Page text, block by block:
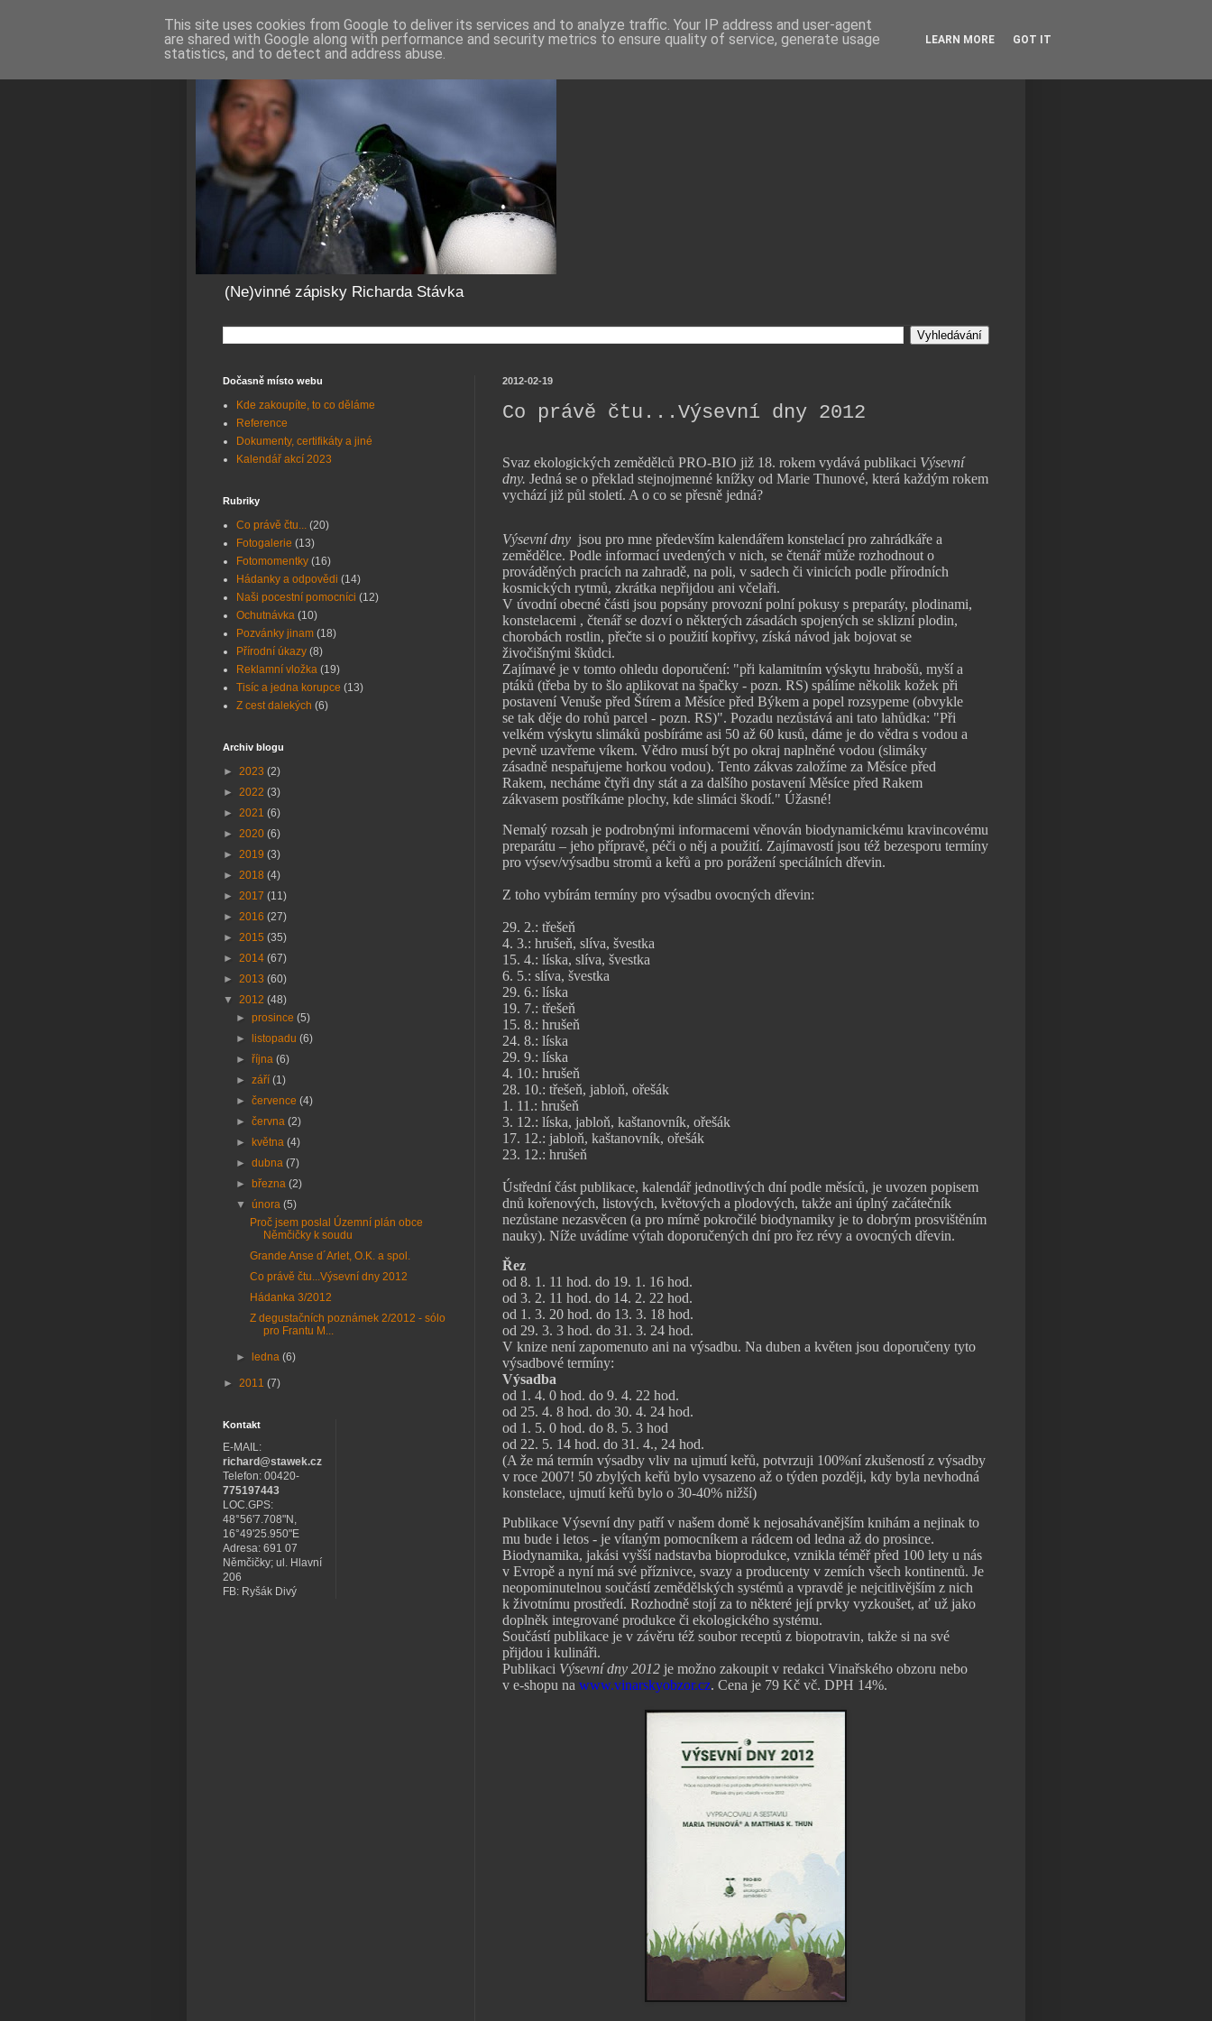
(Ne)vinné zápisky Richarda Stávka
2012-02-19
Co právě čtu...Výsevní dny 2012
Svaz ekologických zemědělců PRO-BIO již 18. rokem vydává publikaci Výsevní
dny. Jedná se o překlad stejnojmenné knížky od Marie Thunové, která každým rokem
vychází již půl století. A o co se přesně jedná?
Výsevní dny jsou pro mne především kalendářem konstelací pro zahrádkáře a
zemědělce. Podle informací uvedených v nich, se čtenář může rozhodnout o
prováděných pracích na zahradě, na poli, v sadech či vinicích podle přírodních
kosmických rytmů, zkrátka nepřijdou ani včelaři.
V úvodní obecné části jsou popsány provozní polní pokusy s preparáty, plodinami,
konstelacemi , čtenář se dozví o některých zásadách spojených se sklizní plodin,
chorobách rostlin, přečte si o použití kopřivy, získá návod jak bojovat se
živočišnými škůdci.
Zajímavé je v tomto ohledu doporučení: "při kalamitním výskytu hrabošů, myší a
ptáků (třeba by to šlo aplikovat na špačky - pozn. RS) spálíme několik kožek při
postavení Venuše před Štírem a Měsíce před Býkem a popel rozsypeme (obvykle
se tak děje do rohů parcel - pozn. RS)". Pozadu nezůstává ani tato lahůdka: "Při
velkém výskytu slimáků posbíráme asi 50 až 60 kusů, dáme je do vědra s vodou a
pevně uzavřeme víkem. Vědro musí být po okraj naplněné vodou (slimáky
zásadně nespařujeme horkou vodou). Tento zákvas založíme za Měsíce před
Rakem, necháme čtyři dny stát a za dalšího postavení Měsíce před Rakem
zákvasem postříkáme plochy, kde slimáci škodí." Úžasné!
Nemalý rozsah je podrobnými informacemi věnován biodynamickému kravincovému
preparátu – jeho přípravě, péči o něj a použití. Zajímavostí jsou též bezesporu termíny
pro výsev/výsadbu stromů a keřů a pro porážení speciálních dřevin.
Z toho vybírám termíny pro výsadbu ovocných dřevin:
29. 2.: třešeň
4. 3.: hrušeň, slíva, švestka
15. 4.: líska, slíva, švestka
6. 5.: slíva, švestka
29. 6.: líska
19. 7.: třešeň
15. 8.: hrušeň
24. 8.: líska
29. 9.: líska
4. 10.: hrušeň
28. 10.: třešeň, jabloň, ořešák
1. 11.: hrušeň
3. 12.: líska, jabloň, kaštanovník, ořešák
17. 12.: jabloň, kaštanovník, ořešák
23. 12.: hrušeň
Ústřední část publikace, kalendář jednotlivých dní podle měsíců, je uvozen popisem
dnů kořenových, listových, květových a plodových, takže ani úplný začátečník
nezůstane nezasvěcen (a pro mírně pokročilé biodynamiky je to dobrým prosvištěním
nauky). Níže uvádíme výtah doporučených dní pro řez révy a ovocných dřevin.
Řez
od 8. 1. 11 hod. do 19. 1. 16 hod.
od 3. 2. 11 hod. do 14. 2. 22 hod.
od 1. 3. 20 hod. do 13. 3. 18 hod.
od 29. 3. 3 hod. do 31. 3. 24 hod.
V knize není zapomenuto ani na výsadbu. Na duben a květen jsou doporučeny tyto
výsadbové termíny:
Výsadba
od 1. 4. 0 hod. do 9. 4. 22 hod.
od 25. 4. 8 hod. do 30. 4. 24 hod.
od 1. 5. 0 hod. do 8. 5. 3 hod
od 22. 5. 14 hod. do 31. 4., 24 hod.
(A že má termín výsadby vliv na ujmutí keřů, potvrzuji 100%ní zkušeností z výsadby
v roce 2007! 50 zbylých keřů bylo vysazeno až o týden později, kdy byla nevhodná
konstelace, ujmutí keřů bylo o 30-40% nižší)
Publikace Výsevní dny patří v našem domě k nejosahávanějším knihám a nejinak to
mu bude i letos - je vítaným pomocníkem a rádcem od ledna až do prosince.
Biodynamika, jakási vyšší nadstavba bioprodukce, vznikla téměř před 100 lety u nás
v Evropě a nyní má své příznivce, svazy a producenty v zemích všech kontinentů. Je
neopominutelnou součástí zemědělských systémů a vpravdě je nejcitlivějším z nich
k životnímu prostředí. Rozhodně stojí za to některé její prvky vyzkoušet, ať už jako
doplněk integrované produkce či ekologického systému.
Součástí publikace je v závěru též soubor receptů z biopotravin, takže si na své
přijdou i kulináři.
Publikaci Výsevní dny 2012 je možno zakoupit v redakci Vinařského obzoru nebo
v e-shopu na www.vinarskyobzor.cz. Cena je 79 Kč vč. DPH 14%.
Dočasně místo webu
Kde zakoupíte, to co děláme
Reference
Dokumenty, certifikáty a jiné
Kalendář akcí 2023
Rubriky
Co právě čtu... (20)
Fotogalerie (13)
Fotomomentky (16)
Hádanky a odpovědi (14)
Naši pocestní pomocníci (12)
Ochutnávka (10)
Pozvánky jinam (18)
Přírodní úkazy (8)
Reklamní vložka (19)
Tisíc a jedna korupce (13)
Z cest dalekých (6)
Archiv blogu
► 2023 (2)
► 2022 (3)
► 2021 (6)
► 2020 (6)
► 2019 (3)
► 2018 (4)
► 2017 (11)
► 2016 (27)
► 2015 (35)
► 2014 (67)
► 2013 (60)
▼ 2012 (48)
►prosince(5)
►
listopadu(6)
►října(6)
►září(1)
►července(4)
►června(2)
►
května(4)
►dubna(7)
► března(2)
▼února(5)
Proč jsem poslal Územní plán obce
Němčičky k soudu
Grande Anse d´Arlet, O.K. a spol.
Co právě čtu...Výsevní dny 2012
Hádanka 3/2012
Z degustačních poznámek 2/2012 - sólo
pro Frantu M...
► ledna(6)
► 2011 (7)
Kontakt
E-MAIL:
richard@stawek.cz
Telefon: 00420-
775197443
LOC.GPS:
48°56'7.708"N,
16°49'25.950"E
Adresa: 691 07
Němčičky; ul. Hlavní
206
FB: Ryšák Divý
This site uses cookies from Google to deliver its services and to analyze traffic. Your IP address and user-agent
are shared with Google along with performance and security metrics to ensure quality of service, generate usage
statistics, and to detect and address abuse.
LEARN MORE GOT IT